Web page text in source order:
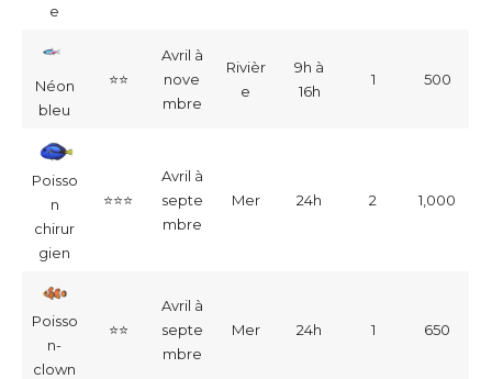
e
Néon
bleu
⭐⭐
Avril à
nove
mbre
Rivièr
e
9h à
16h
1 500
Poisso
n
chirur
gien
⭐⭐⭐
Avril à
septe
mbre
Mer 24h 2 1,000
Poisso
n-
clown
⭐⭐
Avril à
septe
mbre
Mer 24h 1 650